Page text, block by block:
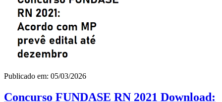
Publicado em: 05/03/2026
Concurso FUNDASE RN 2021 Download: